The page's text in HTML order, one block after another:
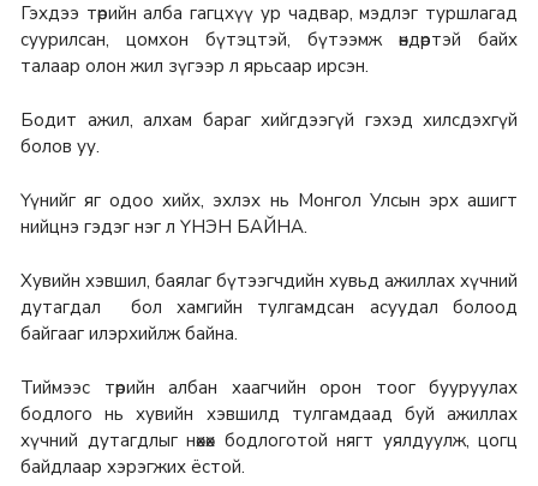
Гэхдээ төрийн алба гагцхүү ур чадвар, мэдлэг туршлагад
суурилсан, цомхон бүтэцтэй, бүтээмж өндөртэй байх
талаар олон жил зүгээр л ярьсаар ирсэн.
Бодит ажил, алхам бараг хийгдээгүй гэхэд хилсдэхгүй
болов уу.
Үүнийг яг одоо хийх, эхлэх нь Монгол Улсын эрх ашигт
нийцнэ гэдэг нэг л ҮНЭН БАЙНА.
Хувийн хэвшил, баялаг бүтээгчдийн хувьд ажиллах хүчний
дутагдал бол хамгийн тулгамдсан асуудал болоод
байгааг илэрхийлж байна.
Тиймээс төрийн албан хаагчийн орон тоог бууруулах
бодлого нь хувийн хэвшилд тулгамдаад буй ажиллах
хүчний дутагдлыг нөхөх бодлоготой нягт уялдуулж, цогц
байдлаар хэрэгжих ёстой.